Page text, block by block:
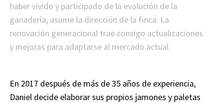
haber vivido y participado de la evolución de la
ganadería, asume la dirección de la finca. La
renovación generacional trae consigo actualizaciones
y mejoras para adaptarse al mercado actual.
En 2017 después de más de 35 años de experiencia,
Daniel decide elaborar sus propios jamones y paletas